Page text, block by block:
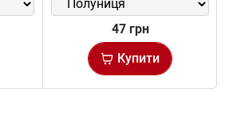
47 грн
Купити